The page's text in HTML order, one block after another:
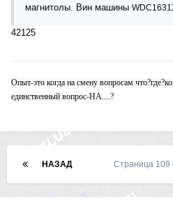
магнитолы. Вин машины
42125
Опыт-это когда на смену вопросам
единственный вопрос-НА....?
НАЗАД Страница 109